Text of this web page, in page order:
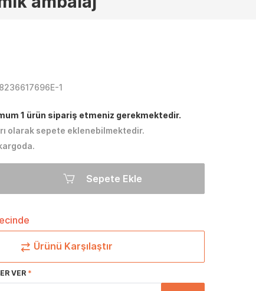
1
1 ürün sipariş etmeniz gerekmektedir.
olarak sepete eklenebilmektedir.
Sepete Ekle
Ürünü Karşılaştır
VER